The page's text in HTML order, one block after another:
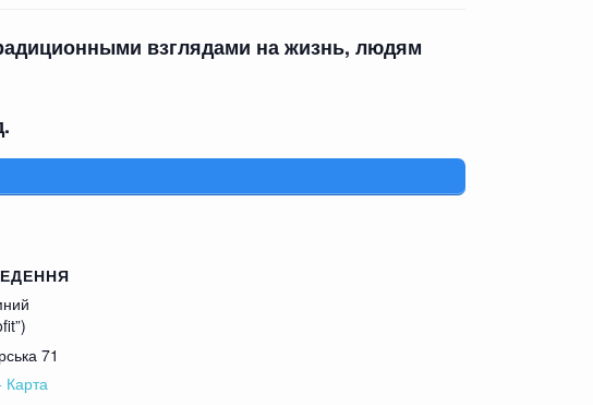
взглядами на жизнь, людям
71
Карта